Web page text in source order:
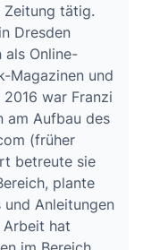
Zeitung tätig.
Dresden
als Online-
Magazinen und
war Franzi
am Aufbau des
(früher
betreute sie
plante
Anleitungen
Arbeit hat